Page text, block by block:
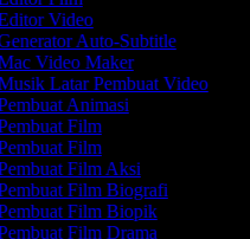
Video
Auto-Subtitle
Video Maker
Latar Pembuat Video
Animasi
Film
Film
Film Aksi
Film Biografi
Film Biopik
Film Drama